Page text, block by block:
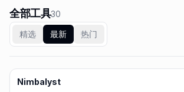
全部工具30
精选
最新 热门
Nimbalyst